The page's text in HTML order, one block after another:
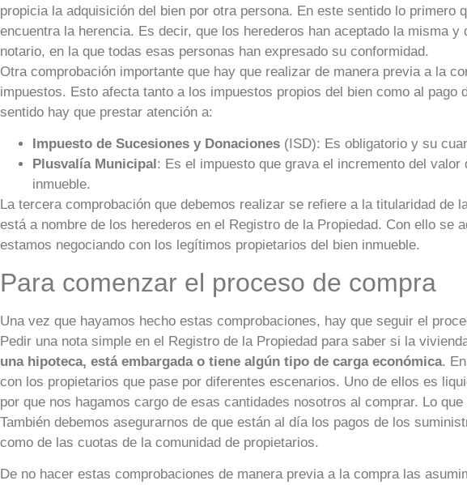
propicia la adquisición del bien por otra persona. En este sentido lo
encuentra la herencia. Es decir, que los herederos han aceptado la misma
notario, en la que todas esas personas han expresado su conformidad.
Otra comprobación importante que hay que realizar de manera previa a la
impuestos. Esto afecta tanto a los impuestos propios del bien como al
sentido hay que prestar atención a:
Impuesto de Sucesiones y Donaciones (ISD): Es obligatorio y su
Plusvalía Municipal : Es el impuesto que grava el incremento del
inmueble.
La tercera comprobación que debemos realizar se refiere a la titularidad de
está a nombre de los herederos en el Registro de la Propiedad. Con ello se
estamos negociando con los legítimos propietarios del bien inmueble.
Para comenzar el proceso de compra
Una vez que hayamos hecho estas comprobaciones, hay que seguir el
Pedir una nota simple en el Registro de la Propiedad para saber si la
una hipoteca, está embargada o tiene algún tipo de carga económica.
con los propietarios que pase por diferentes escenarios. Uno de ellos es
por que nos hagamos cargo de esas cantidades nosotros al comprar. Lo
También debemos asegurarnos de que están al día los pagos de los
como de las cuotas de la comunidad de propietarios.
De no hacer estas comprobaciones de manera previa a la compra las